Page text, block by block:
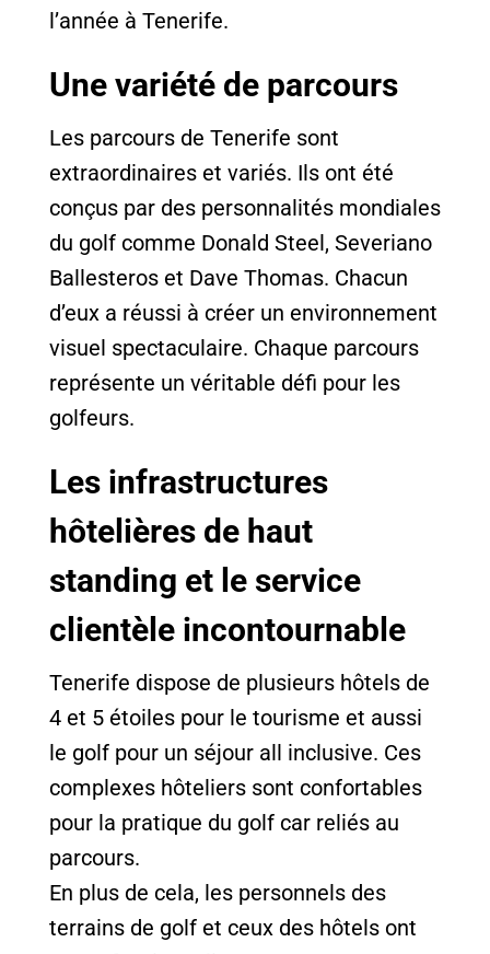
l’année à Tenerife.
Une variété de parcours
Les parcours de Tenerife sont
extraordinaires et variés. Ils ont été
conçus par des personnalités mondiales
du golf comme Donald Steel, Severiano
Ballesteros et Dave Thomas. Chacun
d’eux a réussi à créer un environnement
visuel spectaculaire. Chaque parcours
représente un véritable défi pour les
golfeurs.
Les infrastructures
hôtelières de haut
standing et le service
clientèle incontournable
Tenerife dispose de plusieurs hôtels de
4 et 5 étoiles pour le tourisme et aussi
le golf pour un séjour all inclusive. Ces
complexes hôteliers sont confortables
pour la pratique du golf car reliés au
parcours.
En plus de cela, les personnels des
terrains de golf et ceux des hôtels ont